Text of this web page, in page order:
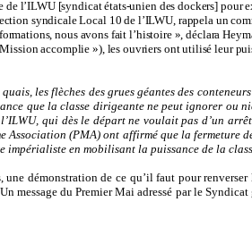
l’ILWU [syndicat états-unien des dockers] pour
syndicale Local 10 de l’ILWU, rappela un
nous avons fait l’histoire », déclara
accomplie »), les ouvriers ont utilisé leur
les flèches des grues géantes des
que la classe dirigeante ne peut ignorer ou
qui dès le départ ne voulait pas d’un
(PMA) ont affirmé que la fermeture
en mobilisant la puissance de la
démonstration de ce qu’il faut pour renverser
Un message du Premier Mai adressé par le